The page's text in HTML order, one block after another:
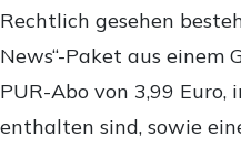
Rechtlich gesehen
News“-Paket aus einem
PUR-Abo von 3,99 Euro,
enthalten sind, sowie